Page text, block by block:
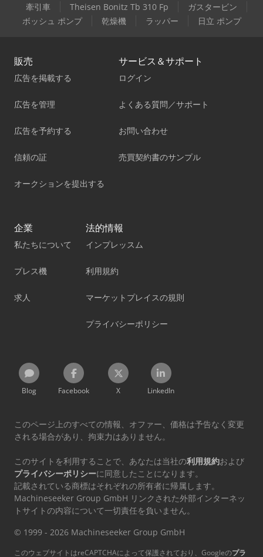
牽引車 Theisen Bonitz Tb 310 Fp
ガスタービン
ボッシュ ポンプ
乾燥機 ラッパー 日立 ポンプ
販売
広告を掲載する
広告を管理
広告を予約する
信頼の証
オークションを提出する
サービス＆サポート
ログイン
よくある質問／サポート
お問い合わせ
売買契約書のサンプル
企業
私たちについて
プレス機
求人
法的情報
インプレッスム
利用規約
マーケットプレイスの規則
プライバシーポリシー
Blog Facebook X LinkedIn
このページ上のすべての情報、オファー、価格は予告なく変更
される場合があり、拘束力はありません。
このサイトを利用することで、あなたは当社の利用規約および
プライバシーポリシーに同意したことになります。
記載されている商標はそれぞれの所有者に帰属します。
Machineseeker Group GmbH リンクされた外部インターネッ
トサイトの内容について一切責任を負いません。
© 1999 - 2026 Machineseeker Group GmbH
このウェブサイトはreCAPTCHAによって保護されており、Googleのプラ